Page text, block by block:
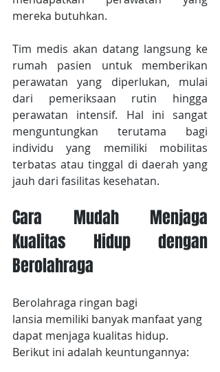
mereka butuhkan.
Tim medis akan datang langsung ke
rumah pasien untuk memberikan
perawatan yang diperlukan, mulai
dari pemeriksaan rutin hingga
perawatan intensif. Hal ini sangat
menguntungkan terutama bagi
individu yang memiliki mobilitas
terbatas atau tinggal di daerah yang
jauh dari fasilitas kesehatan.
Cara Mudah Menjaga
Kualitas Hidup dengan
Berolahraga
Berolahraga ringan bagi
lansia memiliki banyak manfaat yang
dapat menjaga kualitas hidup.
Berikut ini adalah keuntungannya: